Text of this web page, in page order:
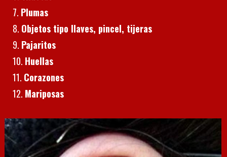
Plumas
Objetos tipo llaves, pincel, tijeras
Pajaritos
Huellas
Corazones
Mariposas